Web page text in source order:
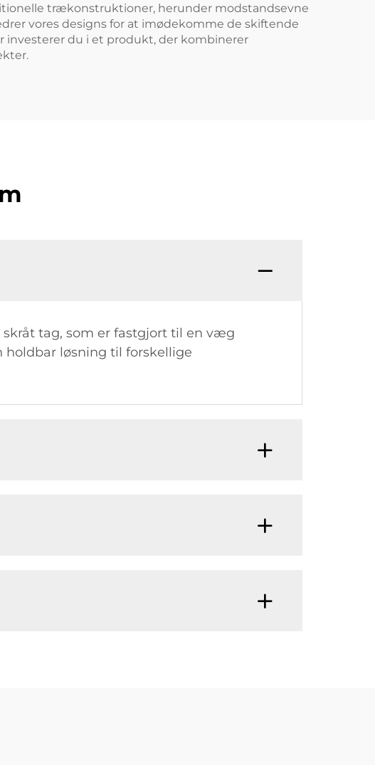
trækonstruktioner, herunder modstandsevne
vores designs for at imødekomme de skiftende
investerer du i et produkt, der kombinerer
tag, som er fastgjort til en væg
løsning til forskellige